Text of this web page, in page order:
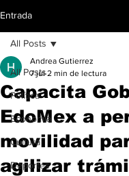
Entrada
All Posts
Política
Economía
Cultura
Deportes
All Posts
Capacita
EdoMex a
movilidad
agilizar
Andrea Gutierrez
7 jul 2 min de lectura